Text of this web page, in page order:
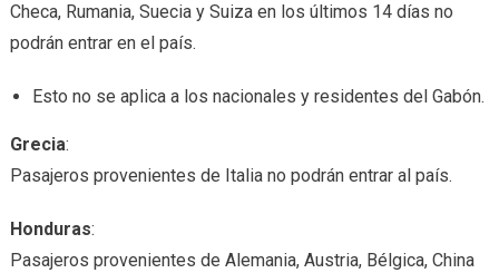
Checa, Rumania, Suecia y Suiza en los últimos 14 días no
podrán entrar en el país.
Esto no se aplica a los nacionales y residentes del Gabón.
Grecia:
Pasajeros provenientes de Italia no podrán entrar al país.
Honduras:
Pasajeros provenientes de Alemania, Austria, Bélgica, China